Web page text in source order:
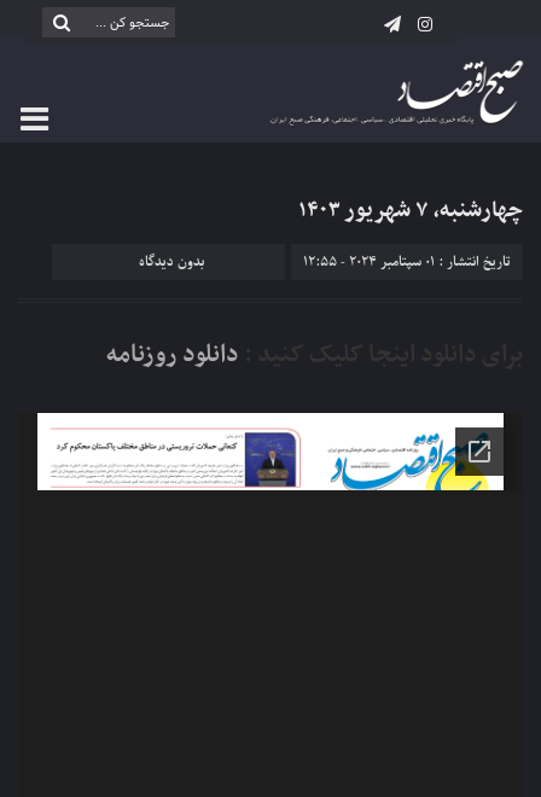
چهارشنبه، ۷ شهریور ۱۴۰۳
تاریخ انتشار : 01 سپتامبر 2024 - 12:55 بدون دیدگاه
دانلود روزنامه